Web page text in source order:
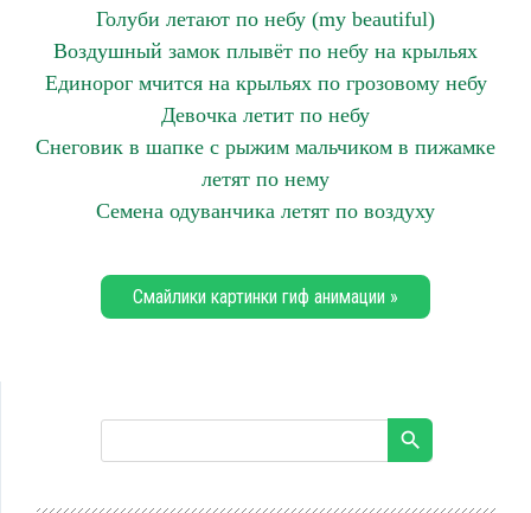
Голуби летают по небу (my beautiful)
Воздушный замок плывёт по небу на крыльях
Единорог мчится на крыльях по грозовому небу
Девочка летит по небу
Снеговик в шапке с рыжим мальчиком в пижамке
летят по нему
Семена одуванчика летят по воздуху
Смайлики картинки гиф анимации »